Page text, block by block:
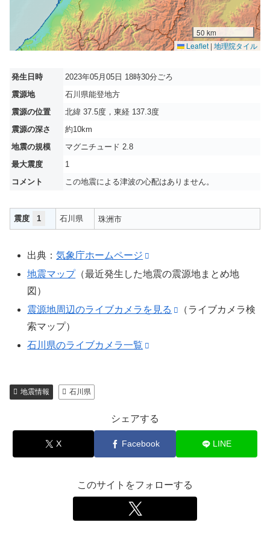
50 km
Leaflet | 地理院タイル
発生日時
2023年05月05日 18時30分ごろ
震源地
石川県能登地方
震源の位置
北緯 37.5度，東経 137.3度
震源の深さ
約10km
地震の規模
マグニチュード 2.8
最大震度
1
コメント
この地震による津波の心配はありません。
震度 1 石川県 珠洲市
出典：気象庁ホームページ
地震マップ（最近発生した地震の震源地まとめ地
図）
震源地周辺のライブカメラを見る
（ライブカメラ検
索マップ）
石川県のライブカメラ一覧
地震情報 石川県
シェアする
X Facebook LINE
このサイトをフォローする